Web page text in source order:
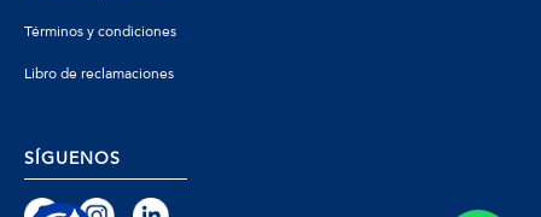
Términos y condiciones
Libro de reclamaciones
SÍGUENOS